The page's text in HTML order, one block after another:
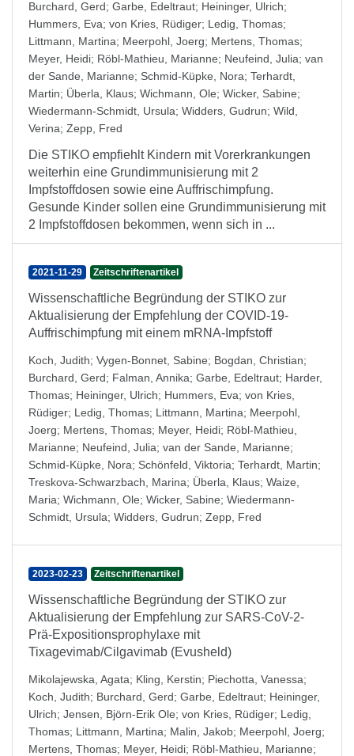
Burchard, Gerd; Garbe, Edeltraut; Heininger, Ulrich;
Hummers, Eva; von Kries, Rüdiger; Ledig, Thomas;
Littmann, Martina; Meerpohl, Joerg; Mertens, Thomas;
Meyer, Heidi; Röbl-Mathieu, Marianne; Neufeind, Julia; van
der Sande, Marianne; Schmid-Küpke, Nora; Terhardt,
Martin; Überla, Klaus; Wichmann, Ole; Wicker, Sabine;
Wiedermann-Schmidt, Ursula; Widders, Gudrun; Wild,
Verina; Zepp, Fred
Die STIKO empfiehlt Kindern mit Vorerkrankungen
weiterhin eine Grundimmunisierung mit 2
Impfstoffdosen sowie eine Auffrischimpfung.
Gesunde Kinder sollen eine Grundimmunisierung mit
2 Impfstoffdosen bekommen, wenn sich in ...
2021-11-29 Zeitschriftenartikel
Wissenschaftliche Begründung der STIKO zur
Aktualisierung der Empfehlung der COVID-19-
Auffrischimpfung mit einem mRNA-Impfstoff
Koch, Judith; Vygen-Bonnet, Sabine; Bogdan, Christian;
Burchard, Gerd; Falman, Annika; Garbe, Edeltraut; Harder,
Thomas; Heininger, Ulrich; Hummers, Eva; von Kries,
Rüdiger; Ledig, Thomas; Littmann, Martina; Meerpohl,
Joerg; Mertens, Thomas; Meyer, Heidi; Röbl-Mathieu,
Marianne; Neufeind, Julia; van der Sande, Marianne;
Schmid-Küpke, Nora; Schönfeld, Viktoria; Terhardt, Martin;
Treskova-Schwarzbach, Marina; Überla, Klaus; Waize,
Maria; Wichmann, Ole; Wicker, Sabine; Wiedermann-
Schmidt, Ursula; Widders, Gudrun; Zepp, Fred
2023-02-23 Zeitschriftenartikel
Wissenschaftliche Begründung der STIKO zur
Aktualisierung der Empfehlung zur SARS-CoV-2-
Prä-Expositionsprophylaxe mit
Tixagevimab/Cilgavimab (Evusheld)
Mikolajewska, Agata; Kling, Kerstin; Piechotta, Vanessa;
Koch, Judith; Burchard, Gerd; Garbe, Edeltraut; Heininger,
Ulrich; Jensen, Björn-Erik Ole; von Kries, Rüdiger; Ledig,
Thomas; Littmann, Martina; Malin, Jakob; Meerpohl, Joerg;
Mertens, Thomas; Meyer, Heidi; Röbl-Mathieu, Marianne;